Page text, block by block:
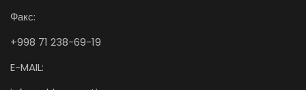
Факс:
+998 71 238-69-19
E-MAIL: